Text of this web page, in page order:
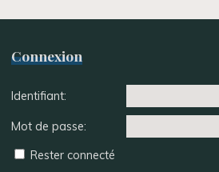
Connexion
Identifiant:
Mot de passe:
Rester connecté